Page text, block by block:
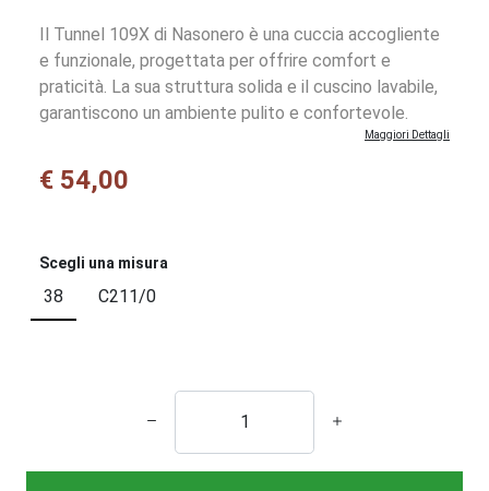
Il Tunnel 109X di Nasonero è una cuccia accogliente
e funzionale, progettata per offrire comfort e
praticità. La sua struttura solida e il cuscino lavabile,
garantiscono un ambiente pulito e confortevole.
Maggiori Dettagli
€ 54,00
Scegli una misura
38 C211/0